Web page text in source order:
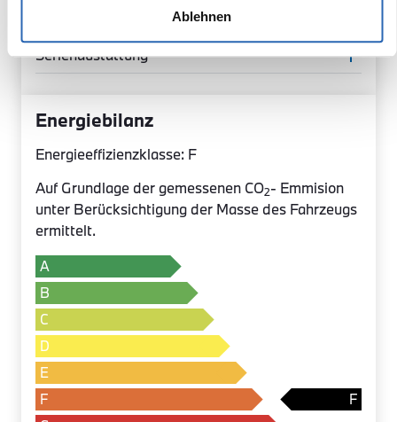
Ablehnen
Serienaustattung
Energiebilanz
Energieeffizienzklasse: F
Auf Grundlage der gemessenen CO2- Emmision
unter Berücksichtigung der Masse des Fahrzeugs
ermittelt.
A
B
C
D
E
F